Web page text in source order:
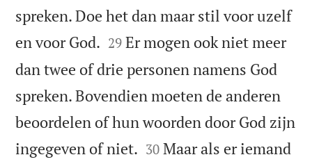
spreken. Doe het dan maar stil voor uzelf
en voor God. 

29 Er mogen ook niet meer
dan twee of drie personen namens God
spreken. Bovendien moeten de anderen
beoordelen of hun woorden door God zijn
ingegeven of niet. 

30 Maar als er iemand